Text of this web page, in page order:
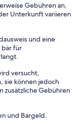
Gebühren an,
Unterkunft variieren
und eine
bar für
versucht,
sie können jedoch
zusätzliche Gebühren
und Bargeld.